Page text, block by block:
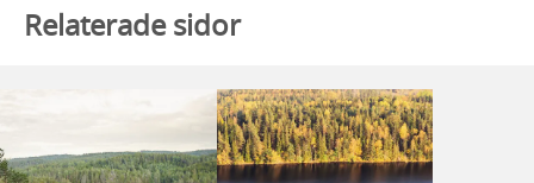
Relaterade sidor